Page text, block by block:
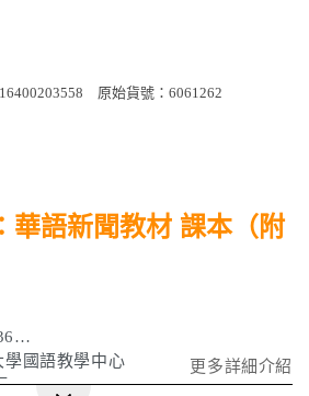
原始貨號：6061262
華語新聞教材 課本（附
國語教學中心
更多詳細介紹